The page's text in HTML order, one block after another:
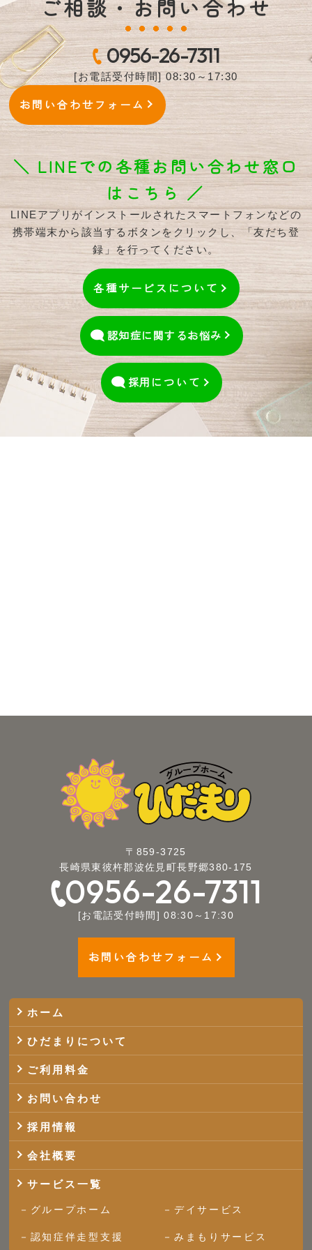
ご相談・お問い合わせ
0956-26-7311
[お電話受付時間] 08:30～17:30
お問い合わせフォーム
＼ LINEでの各種お問い合わせ窓口
はこちら ／
LINEアプリがインストールされたスマートフォンなどの
携帯端末から該当するボタンをクリックし、「友だち登
録」を行ってください。
各種サービスについて
認知症に関するお悩み
採用 について
〒859-3725
長崎県東彼杵郡波佐見町長野郷380-175
0956-26-7311
[お電話受付時間] 08:30～17:30
お問い合わせフォーム
ホーム
ひだまりについて
ご利用料金
お問い合わせ
採用情報
会社概要
サービス一覧
グループホーム デイサービス
認知症伴走型支援 みまもりサービス